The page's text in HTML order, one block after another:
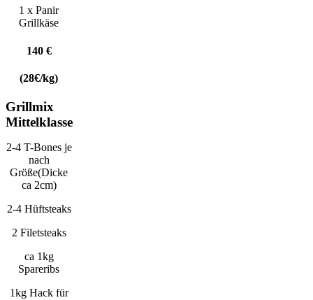
1 x Panir
Grillkäse
140 €
(28€/kg)
Grillmix
Mittelklasse
2-4 T-Bones je
nach
Größe(Dicke
ca 2cm)
2-4 Hüftsteaks
2 Filetsteaks
ca 1kg
Spareribs
1kg Hack für